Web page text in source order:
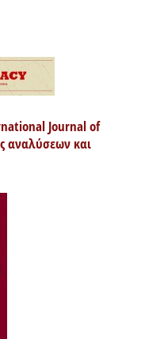
Journal of
αναλύσεων και